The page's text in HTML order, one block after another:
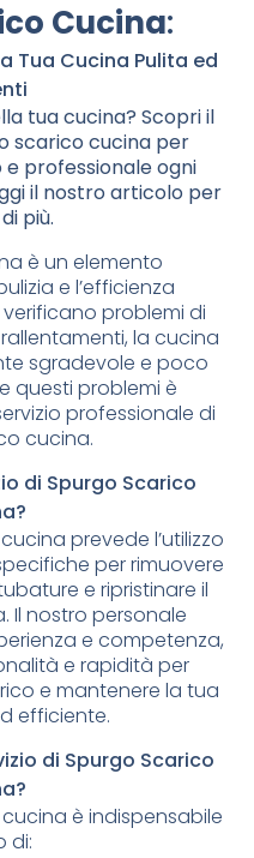
Cucina:
Tua Cucina Pulita ed
tua cucina? Scopri il
scarico cucina per
professionale ogni
il nostro articolo per
più.
è un elemento
e l’efficienza
problemi di
la cucina
sgradevole e poco
questi problemi è
professionale di
cucina.
di Spurgo Scarico
prevede l’utilizzo
per rimuovere
e ripristinare il
Il nostro personale
e competenza,
e rapidità per
e mantenere la tua
efficiente.
di Spurgo Scarico
è indispensabile
di: